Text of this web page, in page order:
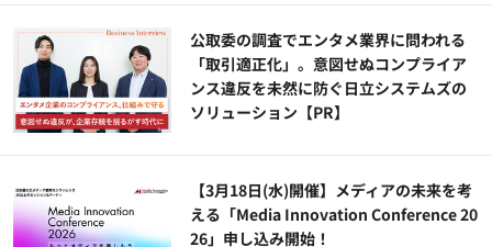
公​​取委の調査でエンタメ業界に問われる
「取引適正化」。意図せぬコンプライア
ンス違反を未然に防ぐ日立システムズの
ソリューション​【PR】
【3月18日(水)開催】メディアの未来を考
える「Media Innovation Conference 20
26」申し込み開始！